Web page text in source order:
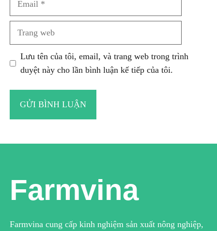
Trang
Lưu tên của tôi, email, và trang web trong trình
duyệt này cho lần bình luận kế tiếp của tôi.
Farmvina
Farmvina cung cấp kinh nghiệm sản xuất nông nghiệp,